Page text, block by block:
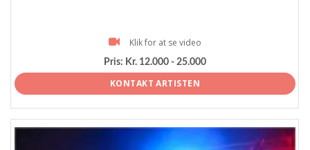
Klik for at se video
Pris: Kr. 12.000 - 25.000
KONTAKT ARTISTEN